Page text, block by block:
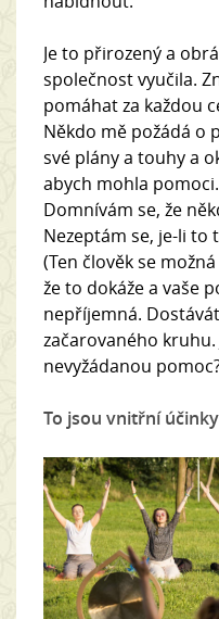
Je to přirozený a
společnost vyučila.
pomáhat za každou
Někdo mě požádá o
své plány a touhy a
abych mohla
Domnívám se, že
Nezeptám se, je-li to
(Ten člověk se
že to dokáže a vaše
nepříjemná.
začarovaného
nevyžádanou
To jsou vnitřní